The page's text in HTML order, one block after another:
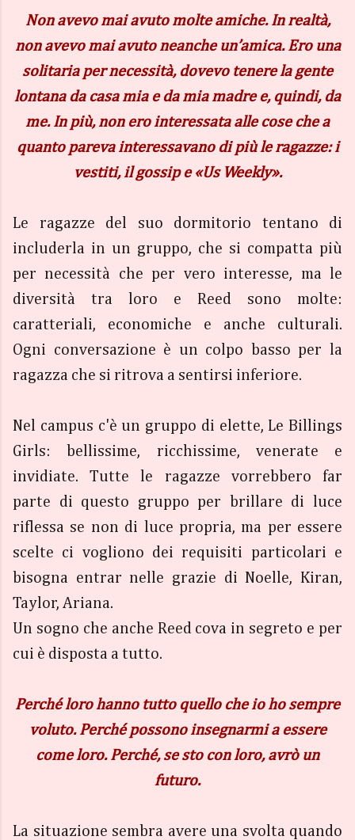
Non avevo mai avuto molte amiche. In realtà,
non avevo mai avuto neanche un’amica. Ero una
solitaria per necessità, dovevo tenere la gente
lontana da casa mia e da mia madre e, quindi, da
me. In più, non ero interessata alle cose che a
quanto pareva interessavano di più le ragazze: i
vestiti, il gossip e «Us Weekly».
Le ragazze del suo dormitorio tentano di
includerla in un gruppo, che si compatta più
per necessità che per vero interesse, ma le
diversità tra loro e Reed sono molte:
caratteriali, economiche e anche culturali.
Ogni conversazione è un colpo basso per la
ragazza che si ritrova a sentirsi inferiore.
Nel campus c'è un gruppo di elette, Le Billings
Girls: bellissime, ricchissime, venerate e
invidiate. Tutte le ragazze vorrebbero far
parte di questo gruppo per brillare di luce
riflessa se non di luce propria, ma per essere
scelte ci vogliono dei requisiti particolari e
bisogna entrar nelle grazie di Noelle, Kiran,
Taylor, Ariana.
Un sogno che anche Reed cova in segreto e per
cui è disposta a tutto.
Perché loro hanno tutto quello che io ho sempre
voluto. Perché possono insegnarmi a essere
come loro. Perché, se sto con loro, avrò un
futuro.
La situazione sembra avere una svolta quando